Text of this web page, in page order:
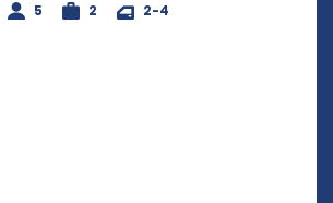
5
2 2-4